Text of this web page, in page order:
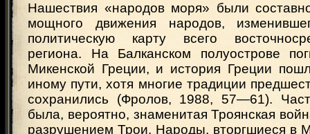
Нашествия «народов моря» были
мощного движения народов,
политическую карту всего
региона. На Балканском полуострове
Микенской Греции, и история Греции
иному пути, хотя многие традиции
сохранились (Фролов, 1988, 57—61).
была, вероятно, знаменитая Троянская
разрушением Трои. Народы, вторгшиеся в